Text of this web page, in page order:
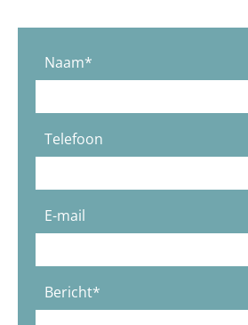
Naam*
Telefoon
E-mail
Bericht*